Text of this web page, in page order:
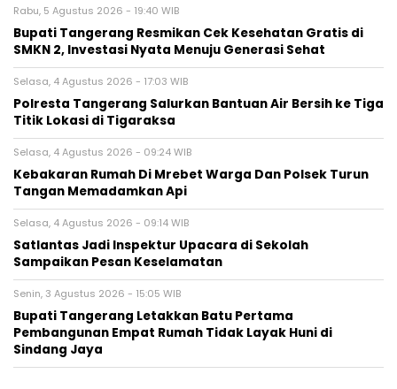
Rabu, 5 Agustus 2026 - 19:40 WIB
‎Bupati Tangerang Resmikan Cek Kesehatan Gratis di
SMKN 2, Investasi Nyata Menuju Generasi Sehat
Selasa, 4 Agustus 2026 - 17:03 WIB
Polresta Tangerang Salurkan Bantuan Air Bersih ke Tiga
Titik Lokasi di Tigaraksa
Selasa, 4 Agustus 2026 - 09:24 WIB
Kebakaran Rumah Di Mrebet Warga Dan Polsek Turun
Tangan Memadamkan Api
Selasa, 4 Agustus 2026 - 09:14 WIB
Satlantas Jadi Inspektur Upacara di Sekolah
Sampaikan Pesan Keselamatan
Senin, 3 Agustus 2026 - 15:05 WIB
Bupati Tangerang Letakkan Batu Pertama
Pembangunan Empat Rumah Tidak Layak Huni di
Sindang Jaya